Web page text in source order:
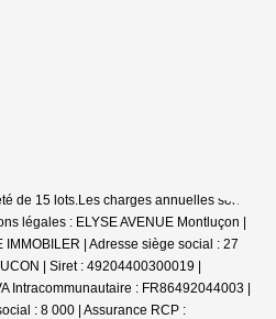
de 15 lots.Les charges annuelles sont
légales : ELYSE AVENUE Montluçon |
| Adresse siège social : 27
| Siret : 49204400300019 |
Intracommunautaire : FR86492044003 |
: 8 000 | Assurance RCP :